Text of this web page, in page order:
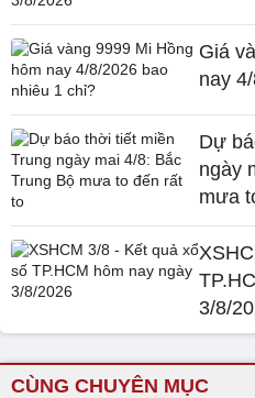
Giá
nay
Dự
ngày
mưa
3/8/
CÙNG CHUYÊN MỤC